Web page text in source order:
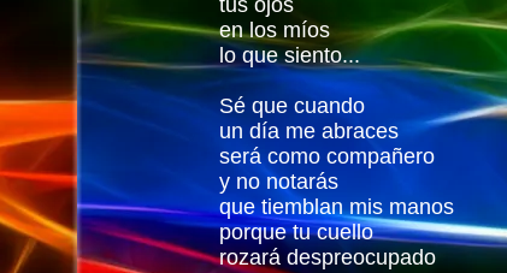
en los míos
lo que siento...
Sé que cuando
un día me abraces
será como compañero
y no notarás
que tiemblan mis manos
porque tu cuello
rozará despreocupado